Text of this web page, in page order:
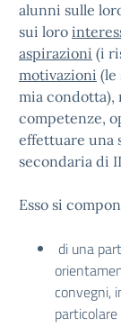
alunni sulle
sui loro
aspirazioni (i
motivazioni (le
mia condotta),
competenze,
effettuare una
secondaria di
Esso si
di una
convegni,